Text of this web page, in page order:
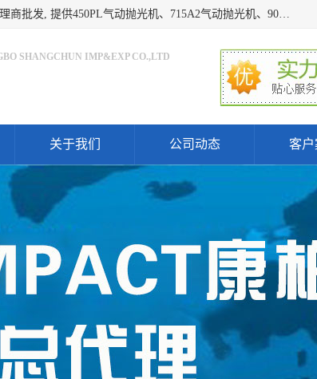
宁波上椿进出口有限公司是日本COMPACT康柏特，原装进口，进口代理商批发, 提供450PL气动抛光机、715A2气动抛光机、905A4打磨机、935GS打磨机、913W-5水磨机、450PL抛光机、715A2抛光机、935GS齿轮抛光机、905A4气动打磨机、价格实惠,欢迎来电咨询.
SHANGCHUN IMP&EXP CO.,LTD
关于我们 公司动态 客户